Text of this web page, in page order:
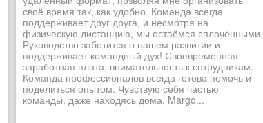
своё время так, как удобно. Команда всегда
поддерживает друг друга, и несмотря на
физическую дистанцию, мы остаёмся сплочёнными.
Руководство заботится о нашем развитии и
поддерживает командный дух! Своевременная
заработная плата, внимательность к сотрудникам.
Команда профессионалов всегда готова помочь и
поделиться опытом. Чувствую себя частью
команды, даже находясь дома. Margo...